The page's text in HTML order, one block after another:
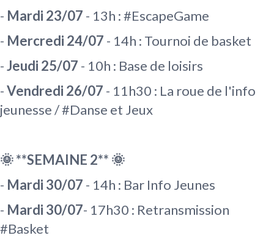
- Mardi 23/07 - 13h : #EscapeGame
- Mercredi 24/07 - 14h : Tournoi de basket
-Jeudi 25/07 - 10h : Base de loisirs
-Vendredi 26/07 - 11h30 : La roue de l'info
jeunesse / #Danse et Jeux
🌞 **SEMAINE 2** 🌞
- Mardi 30/07 - 14h : Bar Info Jeunes
- Mardi 30/07- 17h30 : Retransmission
#Basket